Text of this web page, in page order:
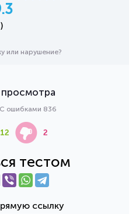
или нарушение?
тестом
ссылку
просмотра
ошибками 836
12 2